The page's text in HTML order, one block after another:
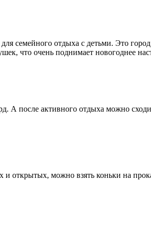
семейного отдыха с детьми. Это город
что очень поднимает новогоднее
А после активного отдыха можно
открытых, можно взять коньки на